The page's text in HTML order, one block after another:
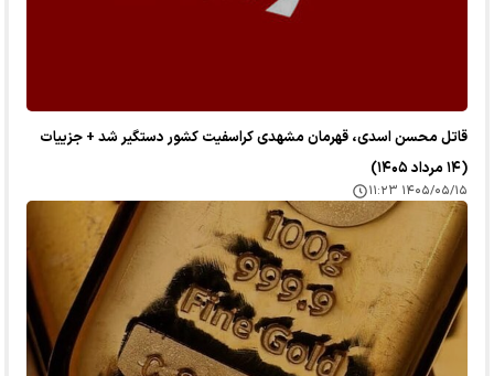
قاتل محسن اسدی، قهرمان مشهدی کراسفیت کشور دستگیر شد + جزییات
(۱۴ مرداد ۱۴۰۵)
۱۴۰۵/۰۵/۱۵ ۱۱:۲۳